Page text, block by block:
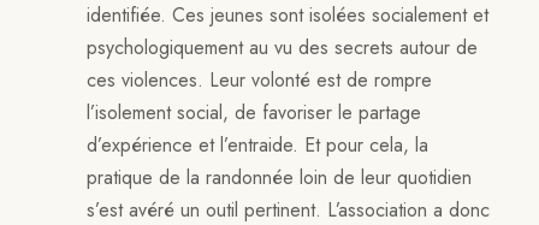
identifiée. Ces jeunes sont isolées socialement et
psychologiquement au vu des secrets autour de
ces violences. Leur volonté est de rompre
l’isolement social, de favoriser le partage
d’expérience et l’entraide. Et pour cela, la
pratique de la randonnée loin de leur quotidien
s’est avéré un outil pertinent. L’association a donc